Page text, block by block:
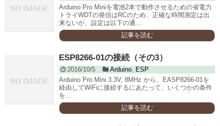
Arduino Pro Miniを電池2本で動作させるための省電力
トライWDTの発信はRCのため、正確な時間測定は出
来ないが、設定は以下の通...
記事を読む
ESP8266-01の接続（その3）
2016/10/5 Arduino, ESP
Arduino Pro Mini 3.3V, 8MHz から、EASP8266-01を
経由してWiFiに接続するにあたって、いくつかの条件
を...
記事を読む